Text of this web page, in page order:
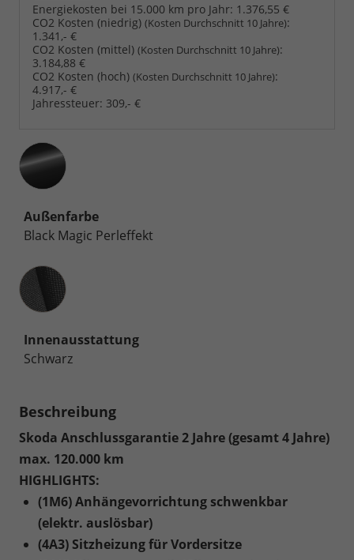
Energiekosten bei 15.000 km pro Jahr: 1.376,55 €
CO2 Kosten (niedrig) (Kosten Durchschnitt 10 Jahre):
1.341,- €
CO2 Kosten (mittel) (Kosten Durchschnitt 10 Jahre):
3.184,88 €
CO2 Kosten (hoch) (Kosten Durchschnitt 10 Jahre):
4.917,- €
Jahressteuer: 309,- €
Außenfarbe
Black Magic Perleffekt
Innenausstattung
Innenausstattung
Schwarz
Beschreibung
Skoda Anschlussgarantie 2 Jahre (gesamt 4 Jahre)
max. 120.000 km
HIGHLIGHTS:
(1M6) Anhängevorrichtung schwenkbar
(elektr. auslösbar)
(4A3) Sitzheizung für Vordersitze